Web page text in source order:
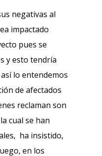
negativas al
impactado
pues se
y esto tendría
lo entendemos
de afectados
reclaman son
cual se han
ha insistido,
en los